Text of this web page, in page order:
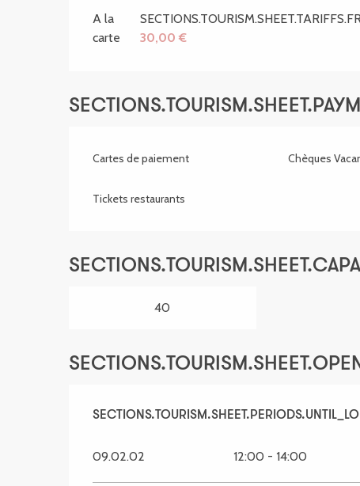
A la
carte
30,00 €
Cartes de paiement Chèques
Tickets restaurants
40
SECTIONS.TOURISM.SHEET.PERIODS.FROM 1
09.02.02 12:00 - 14:00